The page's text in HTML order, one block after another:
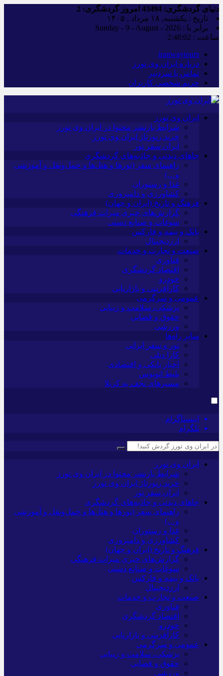
دنیای گردشگری: امروز گردشگری:
تاریخ : یکشنبه, ۱۸ مرداد , ۱۴۰۵
برابر با : Sunday - 9 - August - 2026
ساعت : 2:48:02
iranwaytours
درباره ایران وی تورز
تماس با سردبیر
حریم شخصی کاربران
ایران وی تورز
شرایط بازنشر محتوا در ایران وی تورز
خرید رپورتاژ ایران وی تورز
ایران سفر تور
جاهای دیدنی و جاذبه‌های گردشگری
راهنمای سفر (تورها و هتل‌ها و حمل‌و‌نقل و آموزشی
و…)
غذا و رستوران
کشاورزی و دامپروری
فرهنگ و تاریخ (ایران و جهان)
گزارش‌های خبری میراث فرهنگی
سوغات و صنایع دستی
بانک و بیمه و فارکس
ارزدیجیتال
صنعت و تجارت و خدمات
فناوری
اقتصاد گردشگری
خودرو
کارآفرینی و بازاریابی
عمومی و سرگرمی
پزشکی، سلامت و زیبایی
حقوق و قضایی
ورزشی
سایر راه‌ها
تور و سفر ایرانی
کارا دیلی
اخبار بانکی و اقتصادی
بلیط اتوبوس
مسیرهای نجف به کربلا
اینستاگرام
تلگرام
ایران وی تورز
شرایط بازنشر محتوا در ایران وی تورز
خرید رپورتاژ ایران وی تورز
ایران سفر تور
جاهای دیدنی و جاذبه‌های گردشگری
راهنمای سفر (تورها و هتل‌ها و حمل‌و‌نقل و آموزشی
و…)
غذا و رستوران
کشاورزی و دامپروری
فرهنگ و تاریخ (ایران و جهان)
گزارش‌های خبری میراث فرهنگی
سوغات و صنایع دستی
بانک و بیمه و فارکس
ارزدیجیتال
صنعت و تجارت و خدمات
فناوری
اقتصاد گردشگری
خودرو
کارآفرینی و بازاریابی
عمومی و سرگرمی
پزشکی، سلامت و زیبایی
حقوق و قضایی
ورزشی